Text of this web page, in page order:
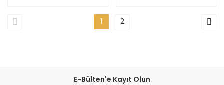
1 2
E-Bülten'e Kayıt Olun